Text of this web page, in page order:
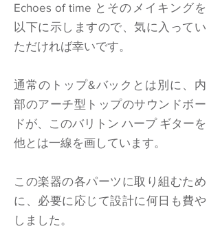
Echoes of time とそのメイキングを
以下に示しますので、気に入ってい
ただければ幸いです。
通常のトップ&バックとは別に、内
部のアーチ型トップのサウンドボー
ドが、このバリトン ハープ ギターを
他とは一線を画しています。
この楽器の各パーツに取り組むため
に、必要に応じて設計に何日も費や
しました。